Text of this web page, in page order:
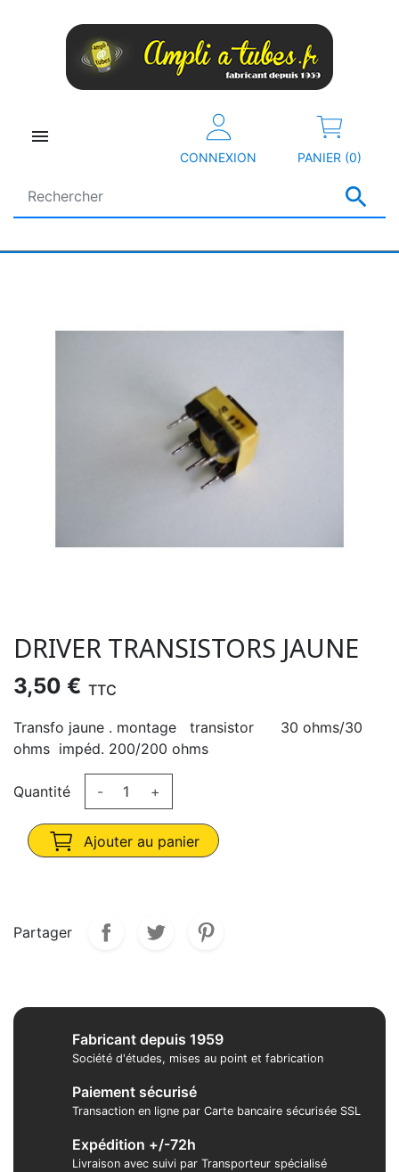


CONNEXION PANIER (0)
DRIVER TRANSISTORS JAUNE
3,50 € TTC
Transfo jaune . montage transistor 30 ohms/30
ohms impéd. 200/200 ohms
Quantité - +
Ajouter au panier
Partager
Fabricant depuis 1959
Société d'études, mises au point et fabrication
Paiement sécurisé
Transaction en ligne par Carte bancaire sécurisée SSL
Expédition +/-72h
Livraison avec suivi par Transporteur spécialisé